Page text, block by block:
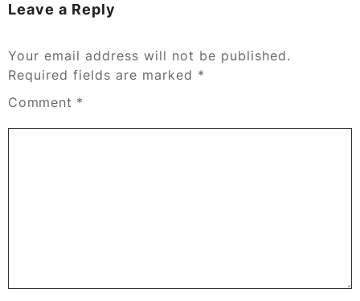
Leave a Reply
Your email address will not be published.
Required fields are marked *
Comment *